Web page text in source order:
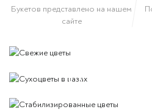
Букетов представлено на нашем
сайте
СУХОЦВЕТЫ